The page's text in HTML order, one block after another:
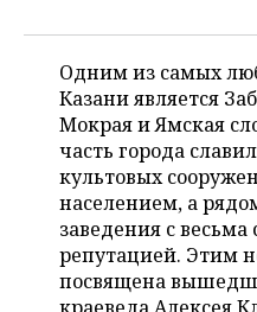
КОМУ ПРИНАДЛЕЖАТ
ТОРГОВЫЕ ЦЕНТРЫ
ТАТАРСТАНА
БЮДЖЕТ
ИНВЕСТИЦИИ
АГРОПРОМ
МАШИНОСТРОЕНИЕ
НЕФТЕХИМИЯ
НЕФТЬ
ОПК
НОВОСТИ АВТО
БИЗНЕС
НОВОСТИ БИЗНЕСА
РОЗНИЧНАЯ ТОРГОВЛЯ
ТРАНСПОРТ
ТЕХНОЛОГИИ
НОВОСТИ ТЕХНОЛОГИЙ
МЕРОПРИЯТИЯ
НОВОСТИ
ВЫЕЗДНАЯ РЕДАКЦИЯ
СПОРТ
НОВОСТИ СПОРТА
ОБЩЕСТВО
Одним из самых
Казани является
Мокрая и Ямская
часть города
культовых
населением, а
заведения с
репутацией. Этим
посвящена